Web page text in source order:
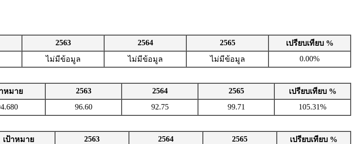
2563 2564 2565
เปรียบเทียบ %
ไม่มีข้อมูล ไม่มีข้อมูล ไม่มีข้อมูล 0.00%
หมาย 2563 2564 2565
เปรียบเทียบ %
96.60 92.75 99.71 105.31%
เป้าหมาย 2563 2564 2565
เปรียบเทียบ %